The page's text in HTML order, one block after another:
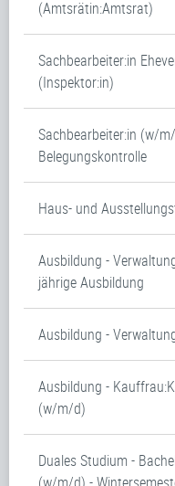
(Amtsrätin:Amtsrat)
Sachbearbeiter:in
(Inspektor:in)
Sachbearbeiter:in (w/
Belegungskontrolle
Haus- und
Ausbildung -
jährige Ausbildung
Ausbildung -
Ausbildung -
(w/m/d)
Duales Studium -